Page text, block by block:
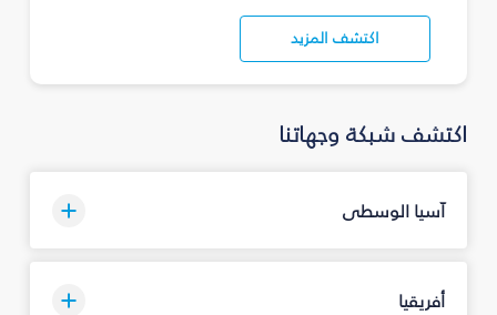
اكتشف المزيد
اكتشف شبكة وجهاتنا
آسيا الوسطى
أفريقيا